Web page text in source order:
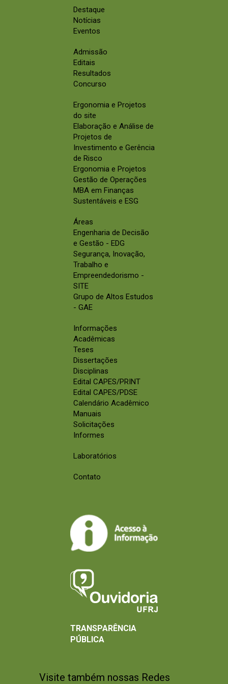
Destaque
Notícias
Eventos
Admissão
Editais
Resultados
Concurso
Ergonomia e Projetos
do site
Elaboração e Análise de
Projetos de
Investimento e Gerência
de Risco
Ergonomia e Projetos
Gestão de Operações
MBA em Finanças
Sustentáveis e ESG
Áreas
Engenharia de Decisão
e Gestão - EDG
Segurança, Inovação,
Trabalho e
Empreendedorismo -
SITE
Grupo de Altos Estudos
- GAE
Informações
Acadêmicas
Teses
Dissertações
Disciplinas
Edital CAPES/PRINT
Edital CAPES/PDSE
Calendário Acadêmico
Manuais
Solicitações
Informes
Laboratórios
Contato
Visite também nossas Redes
TRANSPARÊNCIA
PÚBLICA